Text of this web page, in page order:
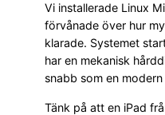
Vi installerade Linux
förvånade över hur
klarade. Systemet
har en mekanisk
snabb som en
Tänk på att en iPad